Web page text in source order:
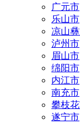
广元市
乐山市
凉山
泸州市
眉山市
绵阳市
内江市
南充市
攀枝
遂宁市